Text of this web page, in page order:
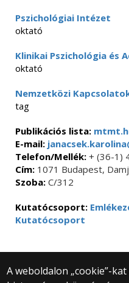
Pszichológiai Intézet
oktató
Klinikai Pszichológia és
oktató
Nemzetközi
tag
Publikációs lista:
E-mail:
Telefon/Mellék: + (36-1)
Cím: 1071 Budapest,
Szoba: C/312
Kutatócsoport:
Kutatócsoport
A weboldalon „cookie”-